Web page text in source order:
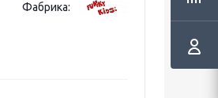
Фабрика: